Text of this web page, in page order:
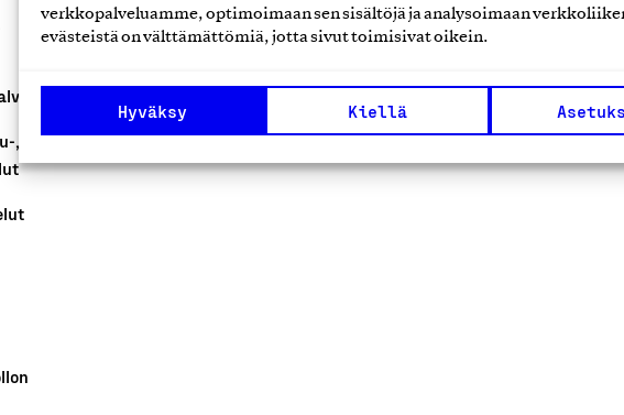
verkkopalveluamme, optimoimaan sen sisältöjä ja analysoimaan
evästeistä on välttämättömiä, jotta sivut toimisivat oikein.
Hyväksy Kiellä
,